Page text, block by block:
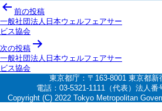
投
稿
ナ
ビ
ゲ
シ
前の投稿
一般社団法人日本ウェルフェアサー
ビス協会
次の投稿
一般社団法人日本ウェルフェアサー
ビス協会
東京都庁：〒163-8001 東京都新
電話：03-5321-1111（代表）法人番
Copyright (C) 2022 Tokyo Metropolitan